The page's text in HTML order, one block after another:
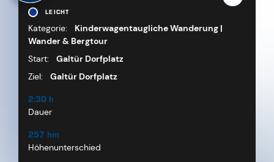
LEICHT
Kategorie:
Kinderwagentaugliche Wanderung |
Wander & Bergtour
Start:
Galtür Dorfplatz
Ziel:
Galtür Dorfplatz
2:30 h
Dauer
257 hm
Höhenunterschied